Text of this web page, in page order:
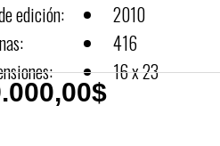
edición:
2010
416
16 x 23
$